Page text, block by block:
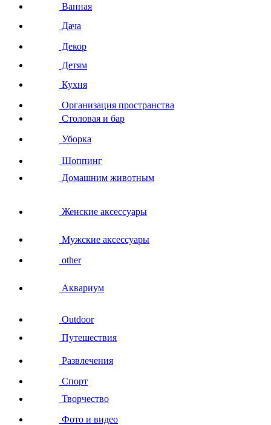
Ванная
Дача
Декор
Детям
Кухня
Организация пространства
Столовая и бар
Уборка
Шоппинг
Домашним животным
Женские аксессуары
Мужские аксессуары
other
Аквариум
Outdoor
Путешествия
Развлечения
Спорт
Творчество
Фото и видео